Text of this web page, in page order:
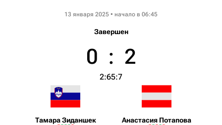
13 января 2025 • начало в 06:45
Завершен
Тамара Зиданшек
0 : 2
2:65:7
Анастасия Потапова